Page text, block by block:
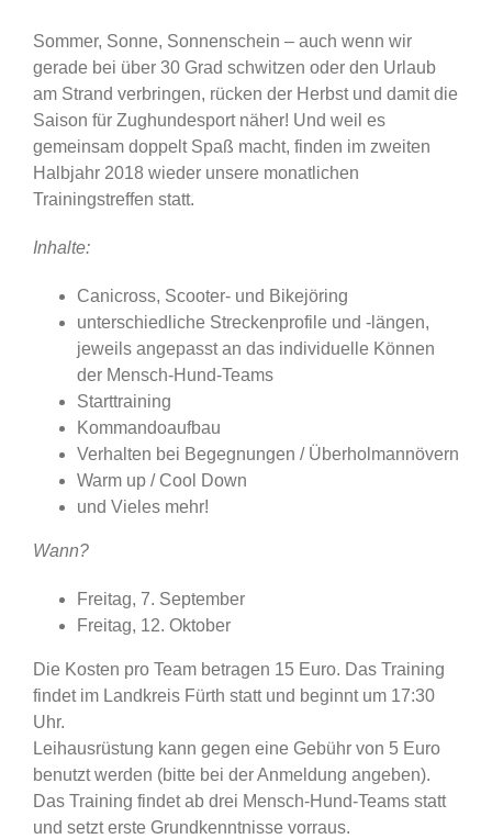
Sommer, Sonne, Sonnenschein – auch wenn wir
gerade bei über 30 Grad schwitzen oder den Urlaub
am Strand verbringen, rücken der Herbst und damit die
Saison für Zughundesport näher! Und weil es
gemeinsam doppelt Spaß macht, finden im zweiten
Halbjahr 2018 wieder unsere monatlichen
Trainingstreffen statt.
Inhalte:
Canicross, Scooter- und Bikejöring
unterschiedliche Streckenprofile und -längen,
jeweils angepasst an das individuelle Können
der Mensch-Hund-Teams
Starttraining
Kommandoaufbau
Verhalten bei Begegnungen / Überholmannövern
Warm up / Cool Down
und Vieles mehr!
Wann?
Freitag, 7. September
Freitag, 12. Oktober
Die Kosten pro Team betragen 15 Euro. Das Training
findet im Landkreis Fürth statt und beginnt um 17:30
Uhr.
Leihausrüstung kann gegen eine Gebühr von 5 Euro
benutzt werden (bitte bei der Anmeldung angeben).
Das Training findet ab drei Mensch-Hund-Teams statt
und setzt erste Grundkenntnisse vorraus.